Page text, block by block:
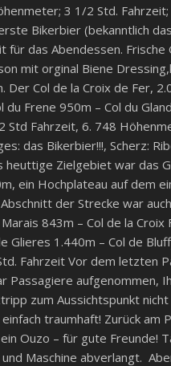
3 1/2 Std. Fahrzeit;
Bikerbier (bekanntlich
das Abendessen.
mit orginal Biene
Col de la Croix de Fer,
Frene 950m – Col du
Fahrzeit, 6. 748
das Bikerbier!!!, Scherz:
heuttige Zielgebiet war das
ein Hochplateau auf dem
der Strecke war
843m – Col de la Croix
Glieres 1.440m – Col de
Fahrzeit Vor dem letzten
Passagiere aufgenommen,
zum Aussichtspunkt
traumhaft! Zurück am
Ouzo – für gute Freunde!
Maschine abverlangt.